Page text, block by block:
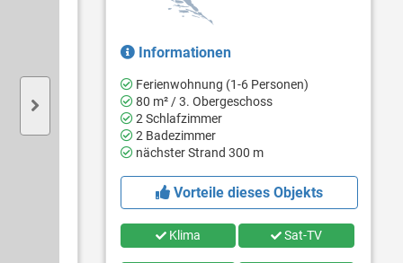
Informationen
Ferienwohnung (1-6 Personen)
80 m² / 3. Obergeschoss
2 Schlafzimmer
2 Badezimmer
nächster Strand 300 m
Vorteile dieses Objekts
Klima Sat-TV